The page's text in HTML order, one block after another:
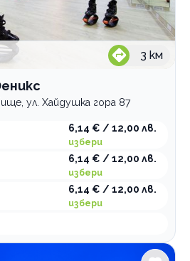
3 км
ул. Хайдушка гора 87
6,14 € / 12,00 лв.
избери
6,14 € / 12,00 лв.
избери
6,14 € / 12,00 лв.
избери
Инфинити Тийм